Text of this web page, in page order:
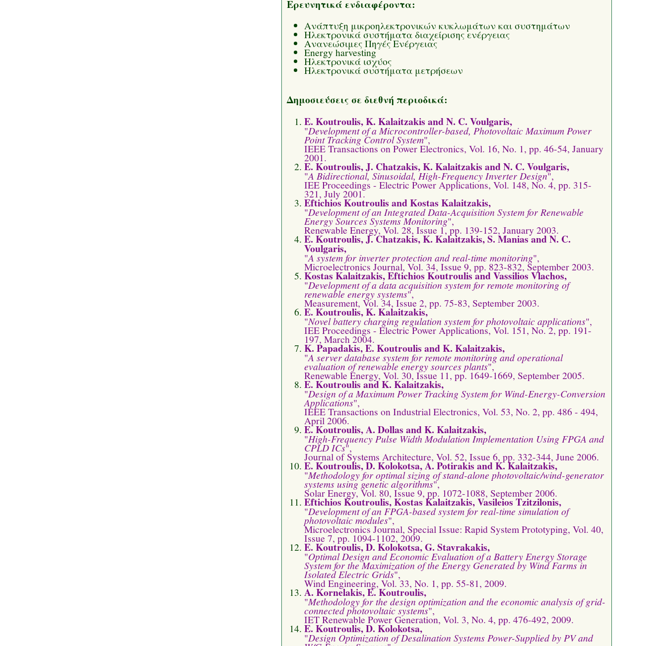
Ερευνητικά ενδιαφέροντα:
Ανάπτυξη μικροηλεκτρονικών κυκλωμάτων και συστημάτων
Ηλεκτρονικά συστήματα διαχείρισης ενέργειας
Ανανεώσιμες Πηγές Ενέργειας
Energy harvesting
Ηλεκτρονικά ισχύος
Ηλεκτρονικά συστήματα μετρήσεων
Δημοσιεύσεις σε διεθνή περιοδικά:
Ε. Koutroulis, K. Kalaitzakis and N. C. Voulgaris,
"Development of a Microcontroller-based, Photovoltaic Maximum Power
Point Tracking Control System",
IEEE Transactions on Power Electronics, Vol. 16, No. 1, pp. 46-54, January
2001.
E. Koutroulis, J. Chatzakis, K. Kalaitzakis and N. C. Voulgaris,
"A Bidirectional, Sinusoidal, High-Frequency Inverter Design",
IEE Proceedings - Electric Power Applications, Vol. 148, No. 4, pp. 315-
321, July 2001.
Eftichios Koutroulis and Kostas Kalaitzakis,
"Development of an Integrated Data-Acquisition System for Renewable
Energy Sources Systems Monitoring",
Renewable Energy, Vol. 28, Issue 1, pp. 139-152, January 2003.
E. Koutroulis, J. Chatzakis, K. Kalaitzakis, S. Manias and N. C.
Voulgaris,
"A system for inverter protection and real-time monitoring",
Microelectronics Journal, Vol. 34, Issue 9, pp. 823-832, September 2003.
Kostas Kalaitzakis, Eftichios Koutroulis and Vassilios Vlachos,
"Development of a data acquisition system for remote monitoring of
renewable energy systems",
Measurement, Vol. 34, Issue 2, pp. 75-83, September 2003.
E. Koutroulis, K. Kalaitzakis,
"Novel battery charging regulation system for photovoltaic applications",
IEE Proceedings - Electric Power Applications, Vol. 151, No. 2, pp. 191-
197, March 2004.
K. Papadakis, E. Koutroulis and K. Kalaitzakis,
"A server database system for remote monitoring and operational
evaluation of renewable energy sources plants",
Renewable Energy, Vol. 30, Issue 11, pp. 1649-1669, September 2005.
E. Koutroulis and K. Kalaitzakis,
"Design of a Maximum Power Tracking System for Wind-Energy-Conversion
Applications",
IEEE Transactions on Industrial Electronics, Vol. 53, No. 2, pp. 486 - 494,
April 2006.
E. Koutroulis, A. Dollas and K. Kalaitzakis,
"High-Frequency Pulse Width Modulation Implementation Using FPGA and
CPLD ICs",
Journal of Systems Architecture, Vol. 52, Issue 6, pp. 332-344, June 2006.
E. Koutroulis, D. Kolokotsa, A. Potirakis and K. Kalaitzakis,
"Methodology for optimal sizing of stand-alone photovoltaic/wind-generator
systems using genetic algorithms",
Solar Energy, Vol. 80, Issue 9, pp. 1072-1088, September 2006.
Eftichios Koutroulis, Kostas Kalaitzakis, Vasileios Tzitzilonis,
"Development of an FPGA-based system for real-time simulation of
photovoltaic modules",
Microelectronics Journal, Special Issue: Rapid System Prototyping, Vol. 40,
Issue 7, pp. 1094-1102, 2009.
E. Koutroulis, D. Kolokotsa, G. Stavrakakis,
"Optimal Design and Economic Evaluation of a Battery Energy Storage
System for the Maximization of the Energy Generated by Wind Farms in
Isolated Electric Grids",
Wind Engineering, Vol. 33, No. 1, pp. 55-81, 2009.
A. Kornelakis, E. Koutroulis,
"Methodology for the design optimization and the economic analysis of grid-
connected photovoltaic systems",
IET Renewable Power Generation, Vol. 3, No. 4, pp. 476-492, 2009.
E. Koutroulis, D. Kolokotsa,
"Design Optimization of Desalination Systems Power-Supplied by PV and